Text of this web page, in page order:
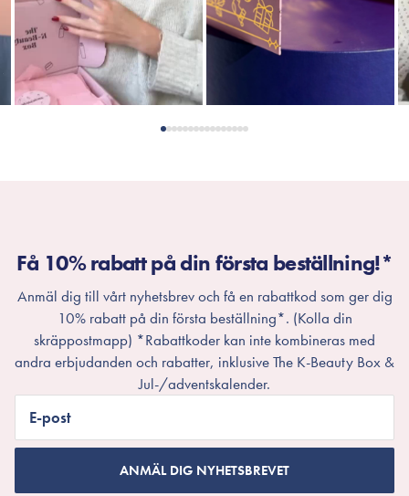
Få 10% rabatt på din första beställning!*
Anmäl dig till vårt nyhetsbrev och få en rabattkod som ger dig
10% rabatt på din första beställning*. (Kolla din
skräppostmapp) *Rabattkoder kan inte kombineras med
andra erbjudanden och rabatter, inklusive The K-Beauty Box &
Jul-/adventskalender.
E-post
ANMÄL DIG NYHETSBREVET